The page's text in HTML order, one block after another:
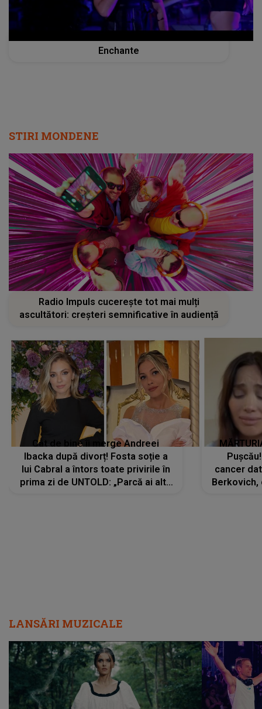
Enchante
STIRI MONDENE
Radio Impuls cucerește tot mai mulți
ascultători: creșteri semnificative în audiență
Cât de bine îi merge Andreei
Ibacka după divorț! Fosta soție a
lui Cabral a întors toate privirile în
prima zi de UNTOLD: „Parcă ai altă
cancer
LANSĂRI MUZICALE